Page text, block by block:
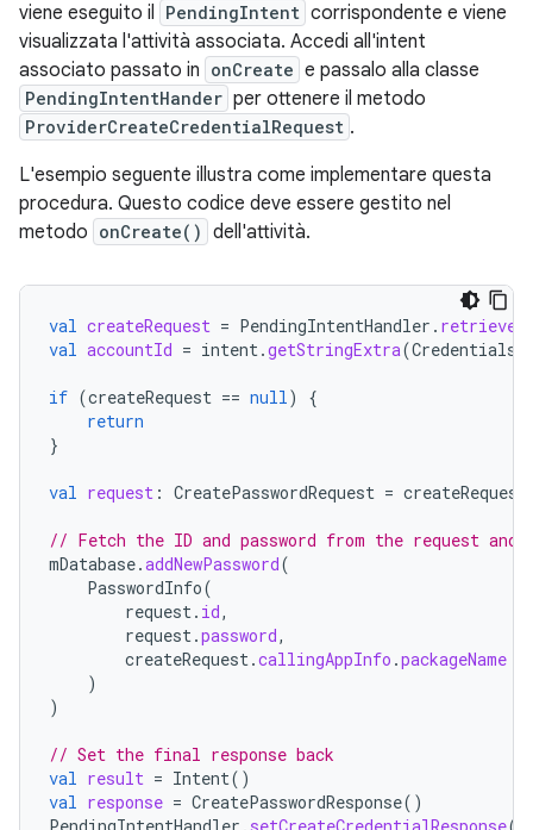
viene eseguito il PendingIntent corrispondente e viene
visualizzata l'attività associata. Accedi all'intent
associato passato in onCreate e passalo alla classe
PendingIntentHander per ottenere il metodo
ProviderCreateCredentialRequest .
L'esempio seguente illustra come implementare questa
procedura. Questo codice deve essere gestito nel
metodo onCreate() dell'attività.
val createRequest = PendingIntentHandler .
val accountId = intent.getStringExtra(
if (createRequest == null)
{
return
}
val request : CreatePasswordRequest = createRequest
// Fetch the ID and password from the request
mDatabase.addNewPassword(
PasswordInfo(
request. id,
request.password,
createRequest.callingAppInfo .packageName
)
)
// Set the final response back
val result = Intent()
val response = CreatePasswordResponse()